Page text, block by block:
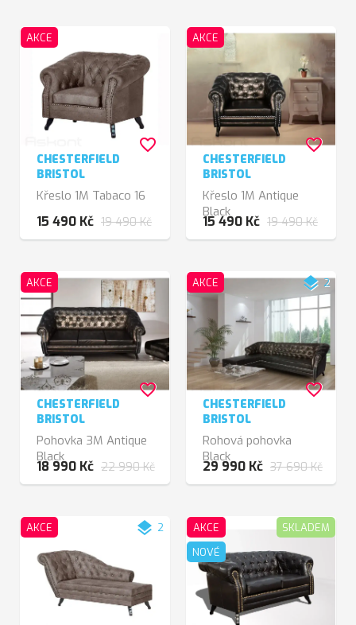
AKCE
CHESTERFIELD
BRISTOL
Křeslo 1M Tabaco 16
15 490 Kč 19 490 Kč
favorite_border
AKCE
CHESTERFIELD
BRISTOL
Křeslo 1M Antique
Black
15 490 Kč 19 490 Kč
favorite_border
AKCE
CHESTERFIELD
BRISTOL
Pohovka 3M Antique
Black
18 990 Kč 22 990 Kč
favorite_border
AKCE layers2
CHESTERFIELD
BRISTOL
Rohová pohovka
Black
29 990 Kč 37 690 Kč
favorite_border
AKCE layers 2
AKCE
NOVÉ
SKLADEM